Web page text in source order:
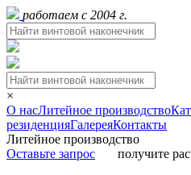
работаем с 2004 г.
×
О насЛитейное производство
резиденцияГалереяКонтакты
Литейное производство
Оставьте запрос получите